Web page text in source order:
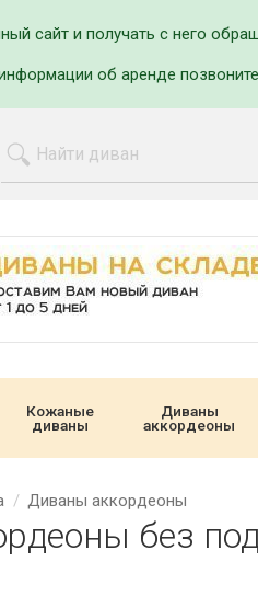
сайт и получать с него
об аренде
Кожаные
диваны
Диваны
аккордеоны
Диваны аккордеоны
без